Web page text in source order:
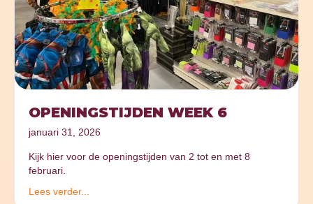
OPENINGSTIJDEN WEEK 6
januari 31, 2026
Kijk hier voor de openingstijden van 2 tot en met 8
februari.
Lees verder...